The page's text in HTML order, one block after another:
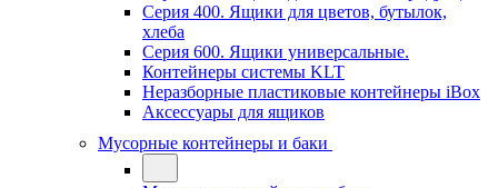
Серия 400. Ящики для цветов, бутылок,
хлеба
Серия 600. Ящики универсальные.
Контейнеры системы KLT
Неразборные пластиковые контейнеры iBox
Аксессуары для ящиков
Мусорные контейнеры и баки